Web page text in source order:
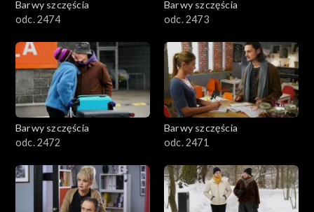
Barwy szczęścia
odc. 2474
Barwy szczęścia
odc. 2473
Barwy szczęścia
odc. 2472
Barwy szczęścia
odc. 2471